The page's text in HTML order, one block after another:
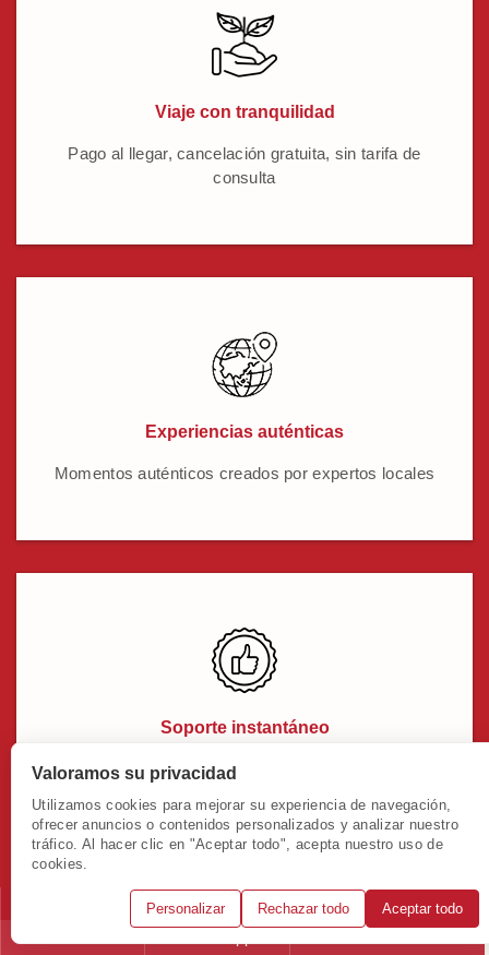
Viaje con tranquilidad
Pago al llegar, cancelación gratuita, sin tarifa de
consulta
Experiencias auténticas
Momentos auténticos creados por expertos locales
Soporte instantáneo
Nuestros expertos locales ofrecen soporte 24/7 en
Valoramos su privacidad
Utilizamos cookies para mejorar su experiencia de navegación,
ofrecer anuncios o contenidos personalizados y analizar nuestro
tráfico. Al hacer clic en "Aceptar todo", acepta nuestro uso de
cookies.
Personalizar Rechazar todo Aceptar todo